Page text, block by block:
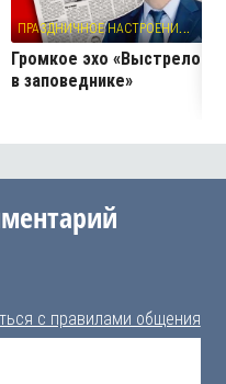
П
РАЗДНИЧНОЕ НАСТРОЕНИЕ
Громкое эхо «Выстрелов
в заповеднике»
с правилами общения